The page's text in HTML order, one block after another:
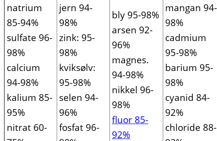
natrium
85-94%
sulfate 96-
98%
calcium
94-98%
kalium 85-
95%
nitrat 60-
jern 94-
98%
zink: 95-
98%
kviksølv:
95-98%
selen 94-
96%
fosfat 96-
bly 95-98%
arsen 92-
96%
magnes.
94-98%
nikkel 96-
98%
fluor 85-
92%
mangan 94-
98%
cadmium
95-98%
barium 95-
98%
cyanid 84-
92%
chloride 88-